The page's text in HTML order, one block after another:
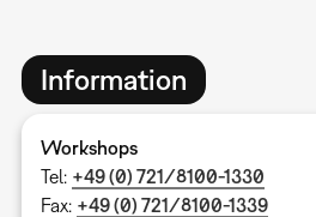
Information
Workshops
Tel: +49 (0) 721/8100-1330
Fax: +49 (0) 721/8100-1339